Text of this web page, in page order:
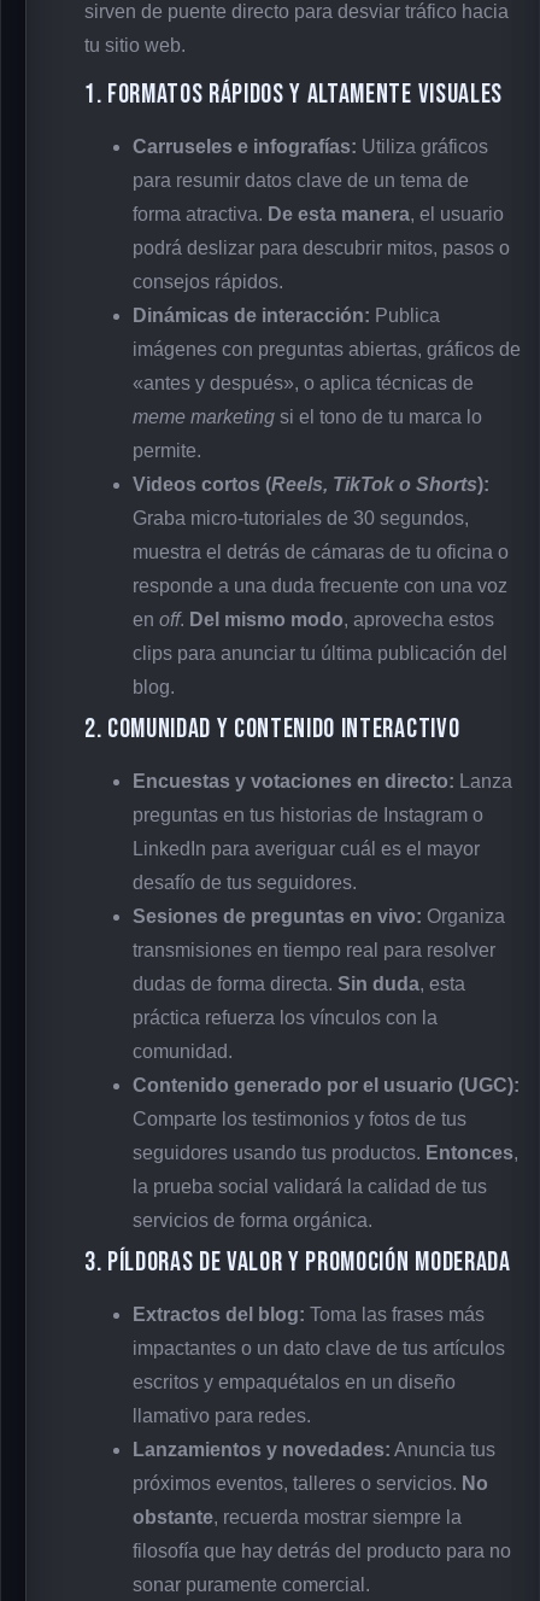
sirven de puente directo para desviar tráfico hacia
tu sitio web.
1. Formatos rápidos y altamente visuales
Carruseles e infografías: Utiliza gráficos
para resumir datos clave de un tema de
forma atractiva. De esta manera, el usuario
podrá deslizar para descubrir mitos, pasos o
consejos rápidos.
Dinámicas de interacción: Publica
imágenes con preguntas abiertas, gráficos de
«antes y después», o aplica técnicas de
meme marketing si el tono de tu marca lo
permite.
Videos cortos (Reels, TikTok o Shorts):
Graba micro-tutoriales de 30 segundos,
muestra el detrás de cámaras de tu oficina o
responde a una duda frecuente con una voz
en off. Del mismo modo, aprovecha estos
clips para anunciar tu última publicación del
blog.
2. Comunidad y contenido interactivo
Encuestas y votaciones en directo: Lanza
preguntas en tus historias de Instagram o
LinkedIn para averiguar cuál es el mayor
desafío de tus seguidores.
Sesiones de preguntas en vivo: Organiza
transmisiones en tiempo real para resolver
dudas de forma directa. Sin duda, esta
práctica refuerza los vínculos con la
comunidad.
Contenido generado por el usuario (UGC):
Comparte los testimonios y fotos de tus
seguidores usando tus productos. Entonces,
la prueba social validará la calidad de tus
servicios de forma orgánica.
3. Píldoras de valor y promoción moderada
Extractos del blog: Toma las frases más
impactantes o un dato clave de tus artículos
escritos y empaquétalos en un diseño
llamativo para redes.
Lanzamientos y novedades: Anuncia tus
próximos eventos, talleres o servicios. No
obstante, recuerda mostrar siempre la
filosofía que hay detrás del producto para no
sonar puramente comercial.